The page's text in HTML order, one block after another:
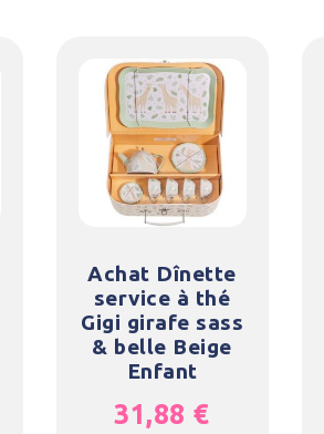
Achat Dînette
service à thé
Gigi girafe sass
& belle Beige
Enfant
31,88 €